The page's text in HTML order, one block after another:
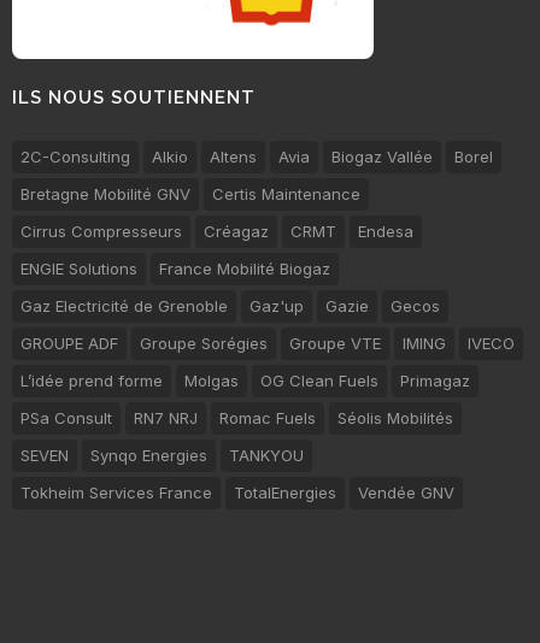
ILS NOUS SOUTIENNENT
2C-Consulting Alkio Altens Avia Biogaz Vallée
Borel
Bretagne Mobilité GNV
Certis Maintenance
Cirrus Compresseurs
Créagaz CRMT
Endesa
ENGIE Solutions
France Mobilité Biogaz
Gaz Electricité de Grenoble
Gaz'up Gazie
Gecos
GROUPE ADF
Groupe Sorégies Groupe VTE IMING
IVECO
L’idée prend forme
Molgas OG Clean Fuels
Primagaz
PSa Consult
RN7 NRJ Romac Fuels
Séolis Mobilités
SEVEN
Synqo Energies
TANKYOU
Tokheim Services France
TotalEnergies Vendée GNV